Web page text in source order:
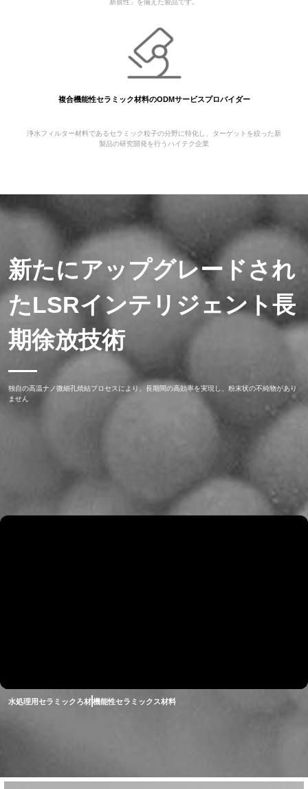
新規性」を備えた製品です。
複合機能性セラミック材料のODMサービスプロバイダー
浄水フィルター材料であるセラミック粒子の分野に特化し、ターゲットを絞った新
製品の研究開発を行うハイテク企業
新たにアップグレードされ
たLSRインテリジェント長
期徐放技術
独自の高温ナノ微細孔焼結プロセスにより、長期間の高効率を実現し、粉末状の不純物があり
ません
水処理用セラミックろ材機能性セラミックス材料